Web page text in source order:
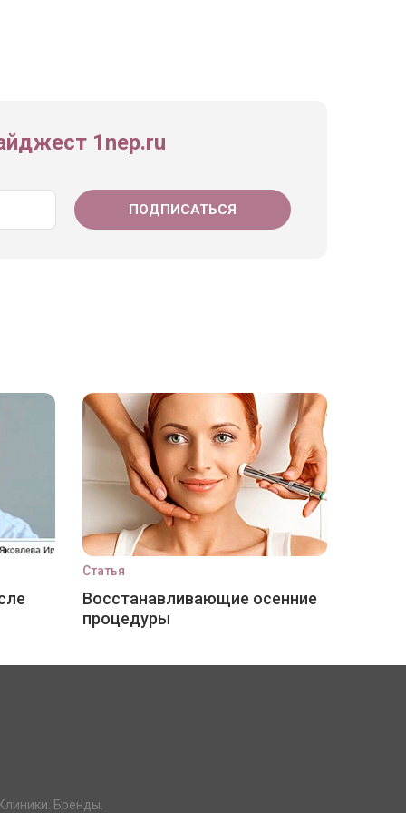
1nep.ru
Статья
Восстанавливающие осенние
процедуры
Бренды.